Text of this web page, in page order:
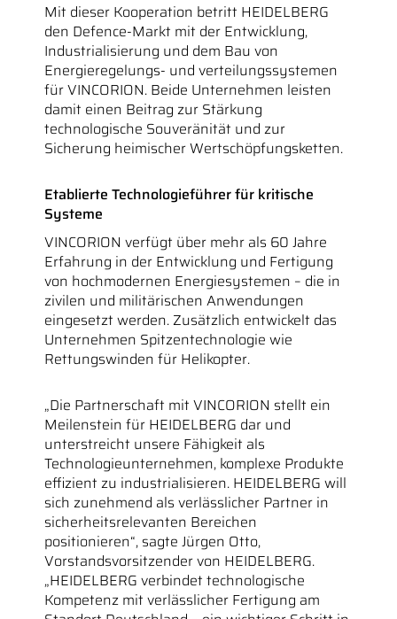
Mit dieser Kooperation betritt HEIDELBERG
den Defence-Markt mit der Entwicklung,
Industrialisierung und dem Bau von
Energieregelungs- und verteilungssystemen
für VINCORION. Beide Unternehmen leisten
damit einen Beitrag zur Stärkung
technologische Souveränität und zur
Sicherung heimischer Wertschöpfungsketten.
Etablierte Technologieführer für kritische
Systeme
VINCORION verfügt über mehr als 60 Jahre
Erfahrung in der Entwicklung und Fertigung
von hochmodernen Energiesystemen – die in
zivilen und militärischen Anwendungen
eingesetzt werden. Zusätzlich entwickelt das
Unternehmen Spitzentechnologie wie
Rettungswinden für Helikopter.
„Die Partnerschaft mit VINCORION stellt ein
Meilenstein für HEIDELBERG dar und
unterstreicht unsere Fähigkeit als
Technologieunternehmen, komplexe Produkte
effizient zu industrialisieren. HEIDELBERG will
sich zunehmend als verlässlicher Partner in
sicherheitsrelevanten Bereichen
positionieren“, sagte Jürgen Otto,
Vorstandsvorsitzender von HEIDELBERG.
„HEIDELBERG verbindet technologische
Kompetenz mit verlässlicher Fertigung am